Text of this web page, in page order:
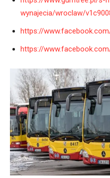
wynajecia/wroclaw/
https://
https://